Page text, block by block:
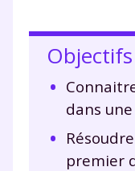
Objectifs
dans
premier